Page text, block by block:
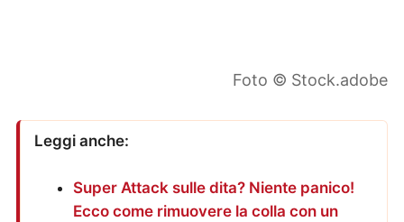
Foto © Stock.adobe
Leggi anche:
Super Attack sulle dita? Niente panico!
Ecco come rimuovere la colla con un